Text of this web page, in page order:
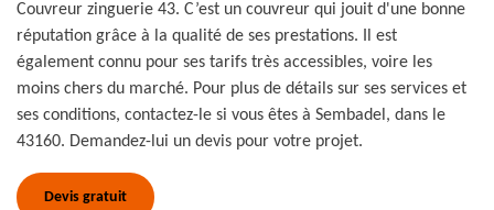
Couvreur zinguerie 43. C’est un couvreur qui jouit d'une bonne
réputation grâce à la qualité de ses prestations. Il est
également connu pour ses tarifs très accessibles, voire les
moins chers du marché. Pour plus de détails sur ses services et
ses conditions, contactez-le si vous êtes à Sembadel, dans le
43160. Demandez-lui un devis pour votre projet.
Devis gratuit